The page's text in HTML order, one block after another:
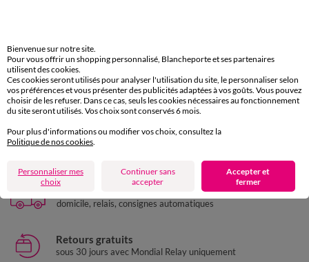
34/36 38/40 42/44
50 52 54
LES MOINS CHERS
19,49 € *
Paiement 100% sécurisé
domicile, relais, consignes automatiques
Retours gratuits
sous 30 jours avec Mondial Relay uniquement
Bienvenue sur notre site.
Pour vous offrir un shopping personnalisé, Blancheporte et ses partenaires
utilisent des cookies.
Ces cookies seront utilisés pour analyser l'utilisation du site, le personnaliser selon
vos préférences et vous présenter des publicités adaptées à vos goûts. Vous pouvez
choisir de les refuser. Dans ce cas, seuls les cookies nécessaires au fonctionnement
du site seront utilisés. Vos choix sont conservés 6 mois.
Pour plus d'informations ou modifier vos choix, consultez la
Politique de nos cookies.
Personnaliser mes
choix
Continuer sans
accepter
Accepter et
fermer